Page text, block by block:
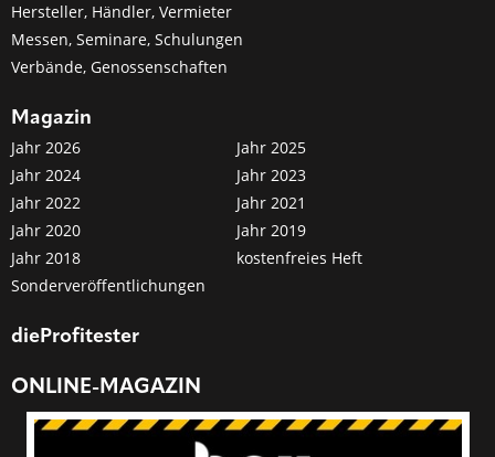
Hersteller, Händler, Vermieter
Messen, Seminare, Schulungen
Verbände, Genossenschaften
Magazin
Jahr 2026
Jahr 2025
Jahr 2024
Jahr 2023
Jahr 2022
Jahr 2021
Jahr 2020
Jahr 2019
Jahr 2018
kostenfreies Heft
Sonderveröffentlichungen
dieProfitester
ONLINE-MAGAZIN